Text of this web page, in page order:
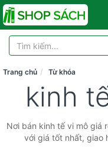
Trang chủ Từ khóa
kinh
Nơi bán kinh tế vi mô giá
với giá tốt nhất, giao